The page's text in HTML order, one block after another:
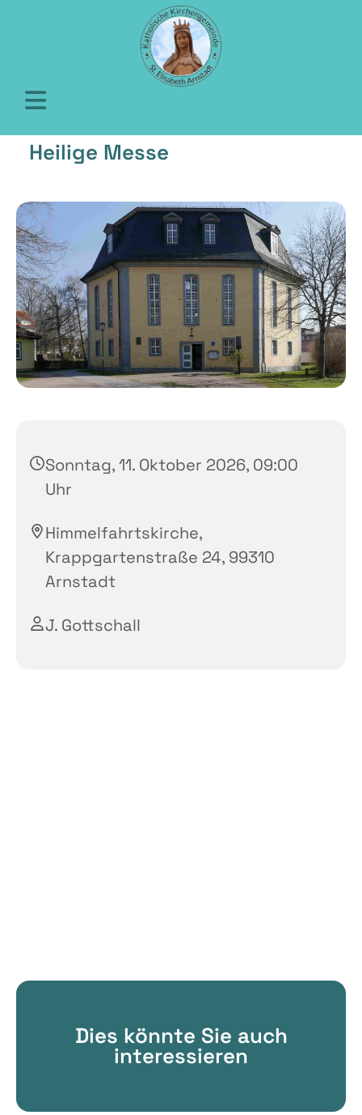
Heilige Messe
Sonntag, 11. Oktober 2026, 09:00
Uhr
Himmelfahrtskirche,
Krappgartenstraße 24, 99310
Arnstadt
J. Gottschall
Dies könnte Sie auch
interessieren